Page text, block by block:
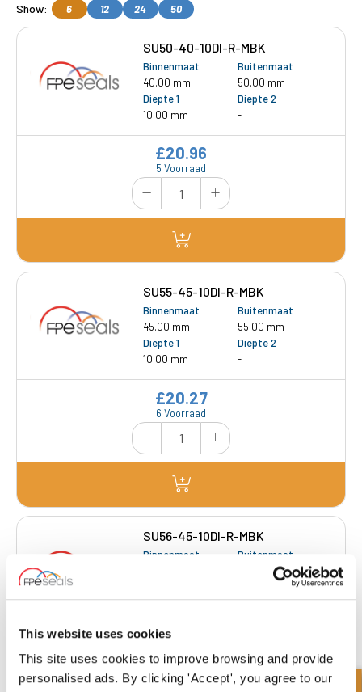
This website uses cookies
This site uses cookies to improve browsing and provide
personalised ads. By clicking 'Accept', you agree to our
Show:
6 12 24 50
SU50-40-10DI-R-MBK
Binnenmaat
40.00 mm
Buitenmaat
50.00 mm
Diepte 1
10.00 mm
Diepte 2
-
5 Voorraad
£20.96
SU55-45-10DI-R-MBK
Binnenmaat
45.00 mm
Buitenmaat
55.00 mm
Diepte 1
10.00 mm
Diepte 2
-
6 Voorraad
£20.27
SU56-45-10DI-R-MBK
Binnenmaat
Buitenmaat
56.00 mm
10.00 mm
-
Vraag een offerte aan
£27.63